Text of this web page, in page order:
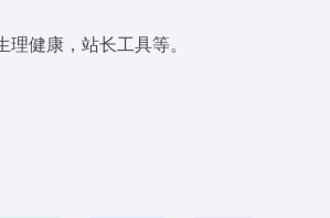
健康，站长工具等。